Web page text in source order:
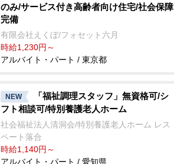
のみ/サービス付き高齢者向け住宅/社会保障
完備
有限会社えくぼ/フォセット六月
時給1,230円～
アルバイト・パート / 東京都
NEW
「福祉調理スタッフ」無資格可/シ
フト相談可/特別養護老人ホーム
社会福祉法人清洞会/特別養護老人ホーム レス
ペート落合
時給1,140円～
アルバイト・パート / 愛知県